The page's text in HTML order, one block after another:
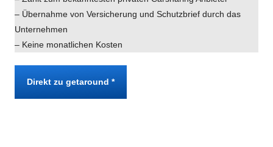
– Übernahme von Versicherung und Schutzbrief durch das
Unternehmen
– Keine monatlichen Kosten
Direkt zu getaround *